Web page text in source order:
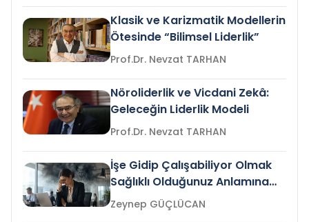
Klasik ve Karizmatik Modellerin
Ötesinde “Bilimsel Liderlik”
Prof.Dr. Nevzat TARHAN
Nöroliderlik ve Vicdani Zekâ:
Geleceğin Liderlik Modeli
Prof.Dr. Nevzat TARHAN
İşe Gidip Çalışabiliyor Olmak
Sağlıklı Olduğunuz Anlamına
Gelir mi?Zeynep GÜÇLÜCAN